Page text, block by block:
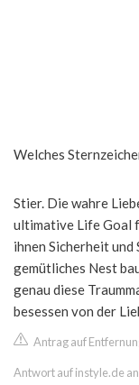
Welches
Stier. Die wahre
ultimative Life Goal
ihnen Sicherheit
gemütliches Nest
genau diese
besessen von der
Antrag auf
Antwort auf instyle.de an